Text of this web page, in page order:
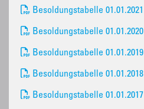
Besoldungstabelle 01.01.2021
Besoldungstabelle 01.01.2020
Besoldungstabelle 01.01.2019
Besoldungstabelle 01.01.2018
Besoldungstabelle 01.01.2017